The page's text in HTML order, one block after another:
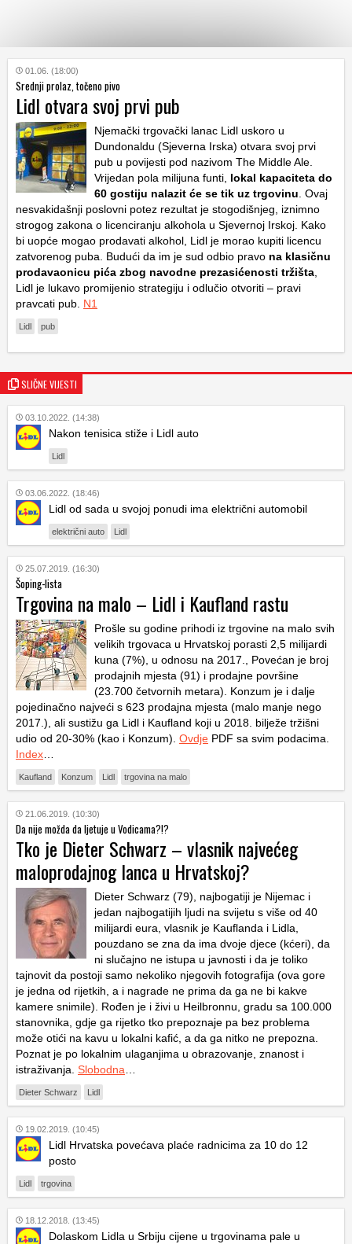
KATEGORIJE
HRVATSKI
WEB
01.06. (18:00)
Srednji prolaz, točeno pivo
Lidl otvara svoj prvi pub
Njemački trgovački lanac Lidl uskoro u
Dundonaldu (Sjeverna Irska) otvara svoj prvi
pub u povijesti pod nazivom The Middle Ale.
Vrijedan pola milijuna funti, lokal kapaciteta do
60 gostiju nalazit će se tik uz trgovinu . Ovaj
nesvakidašnji poslovni potez rezultat je stogodišnjeg, iznimno
strogog zakona o licenciranju alkohola u Sjevernoj Irskoj. Kako
bi uopće mogao prodavati alkohol, Lidl je morao kupiti licencu
zatvorenog puba. Budući da im je sud odbio pravo na klasičnu
prodavaonicu pića zbog navodne prezasićenosti tržišta
Lidl je lukavo promijenio strategiju i odlučio otvoriti – pravi
pravcati pub. N1
Lidl pub
SLIČNE VIJESTI
03.10.2022. (14:38)
Nakon tenisica stiže i Lidl auto
Lidl
03.06.2022. (18:46)
Lidl od sada u svojoj ponudi ima električni automobil
električni auto Lidl
25.07.2019. (16:30)
Šoping-lista
Trgovina na malo – Lidl i Kaufland rastu
Prošle su godine prihodi iz trgovine na malo svih
velikih trgovaca u Hrvatskoj porasti 2,5 milijardi
kuna (7%), u odnosu na 2017., Povećan je broj
prodajnih mjesta (91) i prodajne površine
(23.700 četvornih metara). Konzum je i dalje
pojedinačno najveći s 623 prodajna mjesta (malo manje nego
2017.), ali sustižu ga Lidl i Kaufland koji u 2018. bilježe tržišni
udio od 20-30% (kao i Konzum). Ovdje PDF sa svim podacima.
Index
Kaufland Konzum Lidl trgovina na malo
21.06.2019. (10:30)
Da nije možda da ljetuje u Vodicama?!?
Tko je Dieter Schwarz – vlasnik najvećeg
maloprodajnog lanca u Hrvatskoj?
Dieter Schwarz (79), najbogatiji je Nijemac i
jedan najbogatijih ljudi na svijetu s više od 40
milijardi eura, vlasnik je Kauflanda i Lidla,
pouzdano se zna da ima dvoje djece (kćeri), da
ni slučajno ne istupa u javnosti i da je toliko
tajnovit da postoji samo nekoliko njegovih fotografija (ova gore
je jedna od rijetkih, a i nagrade ne prima da ga ne bi kakve
kamere snimile). Rođen je i živi u Heilbronnu, gradu sa 100.000
stanovnika, gdje ga rijetko tko prepoznaje pa bez problema
može otići na kavu u lokalni kafić, a da ga nitko ne prepozna.
Poznat je po lokalnim ulaganjima u obrazovanje, znanost i
istraživanja. Slobodna
Dieter Schwarz Lidl
19.02.2019. (10:45)
Lidl Hrvatska povećava plaće radnicima za 10 do 12
posto
Lidl trgovina
18.12.2018. (13:45)
Dolaskom Lidla u Srbiju cijene u trgovinama pale u